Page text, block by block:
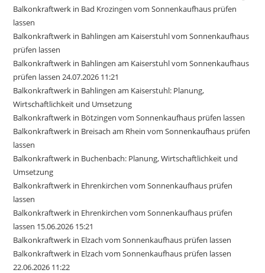
Balkonkraftwerk in Bad Krozingen vom Sonnenkaufhaus prüfen
lassen
Balkonkraftwerk in Bahlingen am Kaiserstuhl vom Sonnenkaufhaus
prüfen lassen
Balkonkraftwerk in Bahlingen am Kaiserstuhl vom Sonnenkaufhaus
prüfen lassen 24.07.2026 11:21
Balkonkraftwerk in Bahlingen am Kaiserstuhl: Planung,
Wirtschaftlichkeit und Umsetzung
Balkonkraftwerk in Bötzingen vom Sonnenkaufhaus prüfen lassen
Balkonkraftwerk in Breisach am Rhein vom Sonnenkaufhaus prüfen
lassen
Balkonkraftwerk in Buchenbach: Planung, Wirtschaftlichkeit und
Umsetzung
Balkonkraftwerk in Ehrenkirchen vom Sonnenkaufhaus prüfen
lassen
Balkonkraftwerk in Ehrenkirchen vom Sonnenkaufhaus prüfen
lassen 15.06.2026 15:21
Balkonkraftwerk in Elzach vom Sonnenkaufhaus prüfen lassen
Balkonkraftwerk in Elzach vom Sonnenkaufhaus prüfen lassen
22.06.2026 11:22